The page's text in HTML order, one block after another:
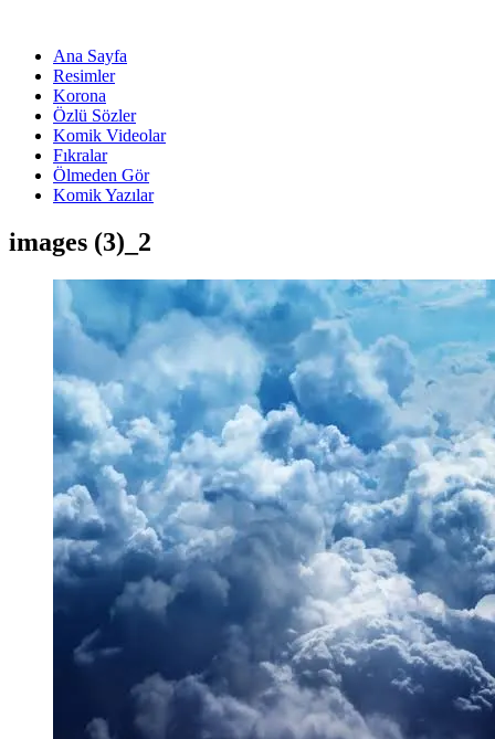
Ana Sayfa
Resimler
Korona
Özlü Sözler
Komik Videolar
Fıkralar
Ölmeden Gör
Komik Yazılar
images (3)_2